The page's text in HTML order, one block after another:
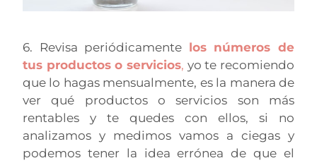
6. Revisa periódicamente los números de
tus productos o servicios, yo te recomiendo
que lo hagas mensualmente, es la manera de
ver qué productos o servicios son más
rentables y te quedes con ellos, si no
analizamos y medimos vamos a ciegas y
podemos tener la idea errónea de que el